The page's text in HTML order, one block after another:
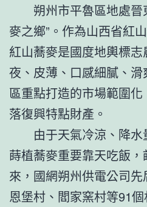
朔州市平魯區地處晉
麥之鄉”。作為山西省紅
紅山蕎麥是國度地輿標
夜、皮薄、口感細膩、
區重點打造的市場範圍
落復興特點財產。
由于天氣冷涼、降水
蒔植蕎麥重要靠天吃飯
來，國網朔州供電公司
恩堡村、閻家窯村等91